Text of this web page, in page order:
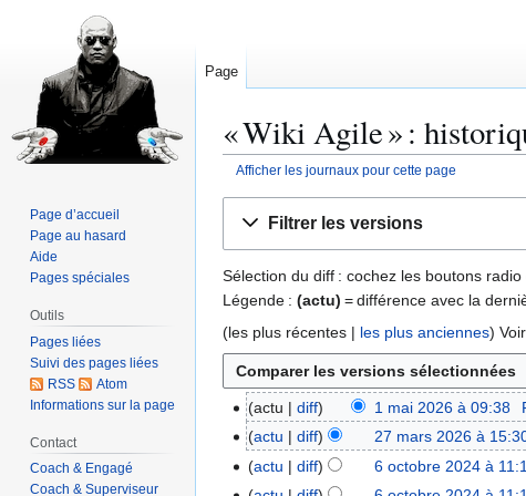
« Wiki Agile » :
Afficher les journaux pour cette page
navigation
recherche
Filtrer les versions
Sélection du diff : cochez les boutons
Légende : (actu) = différence avec la
(les plus récentes | les plus anciennes)
m
actu diff 1 mai 2026 à 09:38
A
u
c
actu diff 27 mars 2026 à
Aactu diff 6 octobre 2024 à
A
Page
Page d’accueil
Page au hasard
Aide
Pages spéciales
Outils
Pages liées
Suivi des pages liées
RSS
Atom
Informations sur la page
Contact
Coach & Engagé
Coach & Superviseur